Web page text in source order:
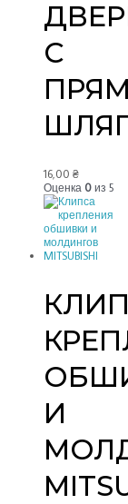
С
16,00 ₴
Оценка 0 из 5
И